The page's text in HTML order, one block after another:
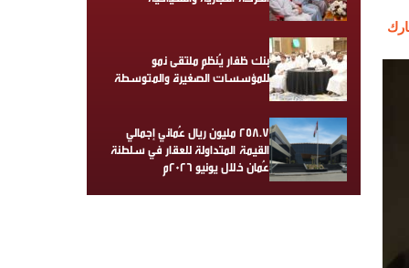
بنك ظفار يُنظم ملتقى نمو
للمؤسسات الصغيرة والمتوسطة
258.7 مليون ريال عُماني إجمالي
القيمة المتداولة للعقار في سلطنة
عُمان خلال يونيو 2026م